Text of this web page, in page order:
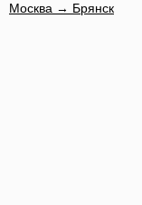
Москва → Брянск